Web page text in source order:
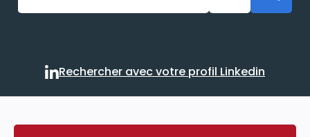
Rechercher avec votre
Rechercher avec votre profil Linkedin